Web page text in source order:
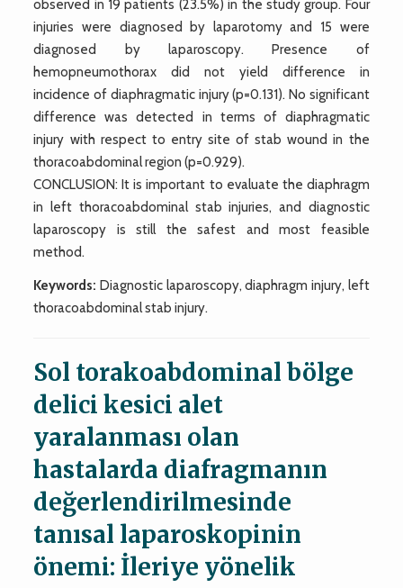
observed in 19 patients (23.5%) in the study group. Four
injuries were diagnosed by laparotomy and 15 were
diagnosed by laparoscopy. Presence of
hemopneumothorax did not yield difference in
incidence of diaphragmatic injury (p=0.131). No significant
difference was detected in terms of diaphragmatic
injury with respect to entry site of stab wound in the
thoracoabdominal region (p=0.929).
CONCLUSION: It is important to evaluate the diaphragm
in left thoracoabdominal stab injuries, and diagnostic
laparoscopy is still the safest and most feasible
method.
Keywords: Diagnostic laparoscopy, diaphragm injury, left
thoracoabdominal stab injury.
Sol torakoabdominal bölge
delici kesici alet
yaralanması olan
hastalarda diafragmanın
değerlendirilmesinde
tanısal laparoskopinin
önemi: İleriye yönelik